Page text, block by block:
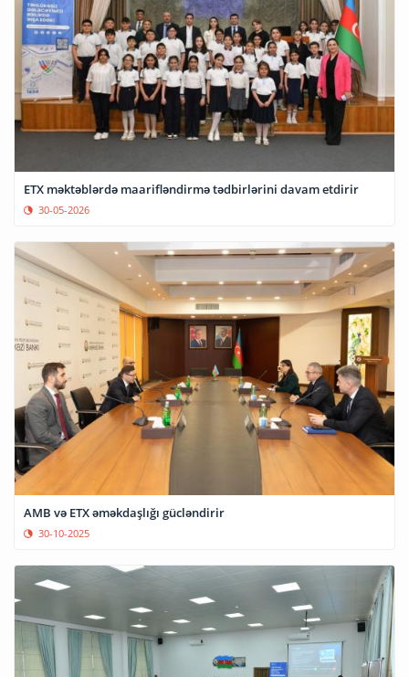
ETX məktəblərdə maarifləndirmə tədbirlərini davam etdirir
30-05-2026
AMB və ETX əməkdaşlığı gücləndirir
30-10-2025